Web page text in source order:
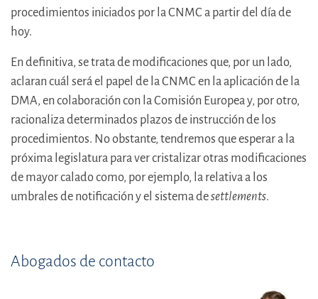
procedimientos iniciados por la CNMC a partir del día de
hoy.
En definitiva, se trata de modificaciones que, por un lado,
aclaran cuál será el papel de la CNMC en la aplicación de la
DMA, en colaboración con la Comisión Europea y, por otro,
racionaliza determinados plazos de instrucción de los
procedimientos. No obstante, tendremos que esperar a la
próxima legislatura para ver cristalizar otras modificaciones
de mayor calado como, por ejemplo, la relativa a los
umbrales de notificación y el sistema desettlements.
Abogados de contacto